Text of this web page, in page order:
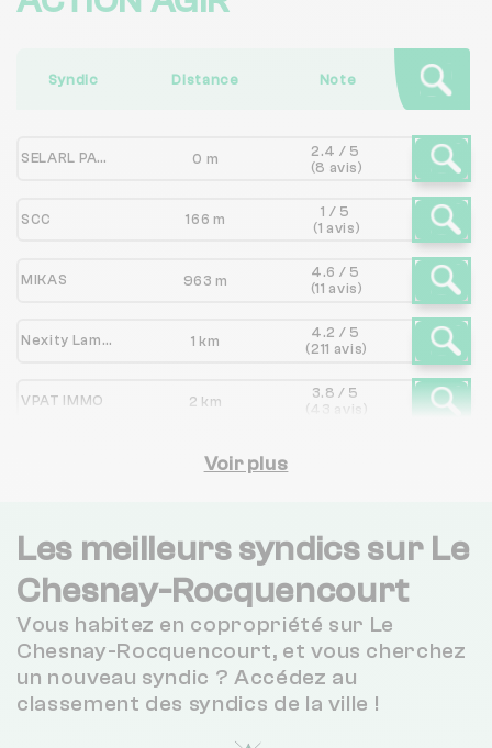
Syndic Distance Note
SELARL PATRICK PRIGENT 0 m
2.4 / 5
(8 avis)
SCC 166 m
1 / 5
(1 avis)
MIKAS 963 m
4.6 / 5
(11 avis)
Nexity Lamy LE CHESNAY-ROCQUENCOURT 1 km
4.2 / 5
(211 avis)
VPAT IMMO 2 km
3.8 / 5
(43 avis)
2 km
RYBIA IMMOBILIER 3 km
(33 avis)
3 km NC
GIMCOVERMEILLE AGENCE DE LA GARE 3 km
4.7 / 5
(16 avis)
Voir plus
Les meilleurs syndics sur Le
Chesnay-Rocquencourt
Vous habitez en copropriété sur Le
Chesnay-Rocquencourt, et vous cherchez
un nouveau syndic ? Accédez au
classement des syndics de la ville !